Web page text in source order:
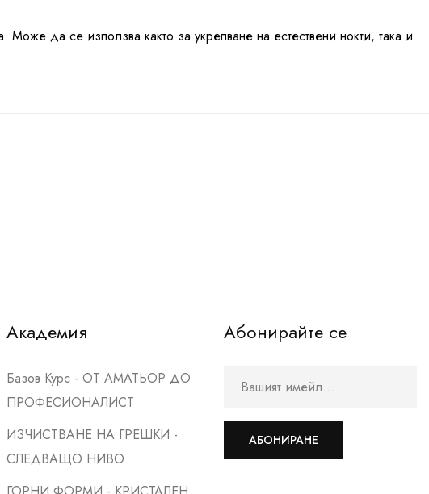
да се използва както за укрепване на естествени нокти, така и
Академия
Базов Курс - ОТ АМАТЬОР ДО
ПРОФЕСИОНАЛИСТ
ИЗЧИСТВАНЕ НА ГРЕШКИ -
СЛЕДВАЩО НИВО
Абонирайте се
АБОНИРАНЕ